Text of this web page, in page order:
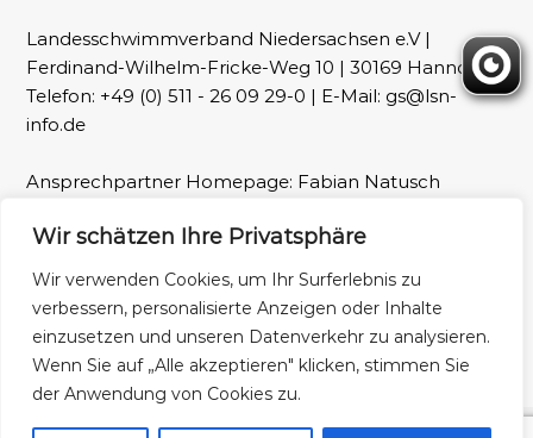
Wir schätzen Ihre Privatsphäre
Wir verwenden Cookies, um Ihr Surferlebnis zu
verbessern, personalisierte Anzeigen oder Inhalte
einzusetzen und unseren Datenverkehr zu analysieren.
Wenn Sie auf „Alle akzeptieren" klicken, stimmen Sie
der Anwendung von Cookies zu.
Landesschwimmverband Niedersachsen e.V |
Ferdinand-Wilhelm-Fricke-Weg 10 | 30169 Hannover |
Telefon: +49 (0) 511 - 26 09 29-0 | E-Mail: gs@lsn-
info.de
Ansprechpartner Homepage: Fabian Natusch
Fotos: LSN und Patrick Wallbaum
Impressum Datenschutz